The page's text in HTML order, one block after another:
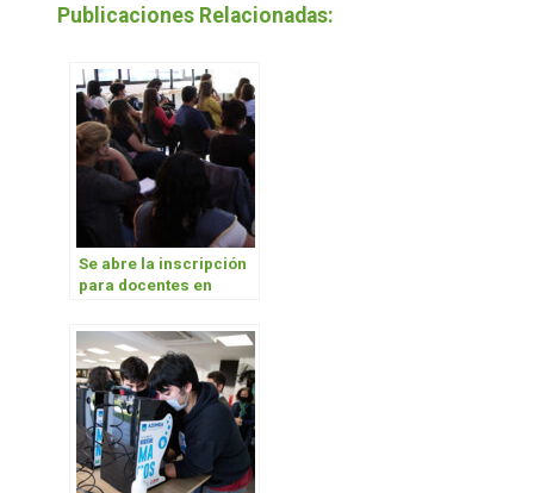
Publicaciones Relacionadas:
Se abre la inscripción
para docentes en
posgrados UNAHUR
2022